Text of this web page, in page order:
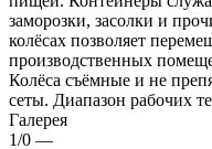
заморозки, засолки и
колёсах позволяет
производственных
Колёса съёмные и не
сеты. Диапазон рабочих
Галерея
1/0 —